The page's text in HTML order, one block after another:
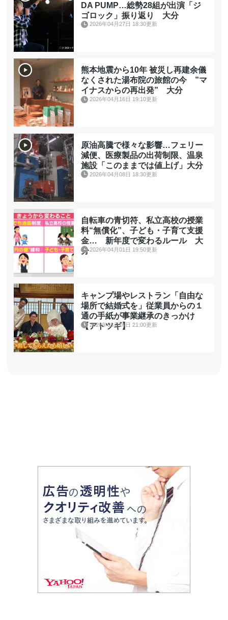
DA PUMP…総勢28組が出演「ジ
ゴロック」振り返り 大分
2026年04月27日 18:30更新
熊本地震から10年 被災し再建余儀
なくされた湯布院の旅館の今 ”マ
イナスからの再出発” 大分
2026年04月16日 19:10更新
原油高騰で様々な影響…フェリー
減便、医療製品の出荷制限、温泉
施設「このままでは値上げ」大分
2026年04月08日 18:30更新
自転車の青切符、私立高校の授業
料“無償化”、子ども・子育て支援
金… 新年度で変わるルール 大
分2026年04月01日 19:50更新
キャンプ場やレストラン「自由な
場所で結婚式を」従業員からの１
通の手紙が事業継承のきっかけ
【アトツギ】
2026年03月16日 21:00更新